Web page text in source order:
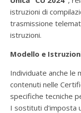
istruzioni di
trasmissione
istruzioni.
Modello e
Individuate anche le
contenuti nelle
specifiche tecniche
I sostituti d'imposta